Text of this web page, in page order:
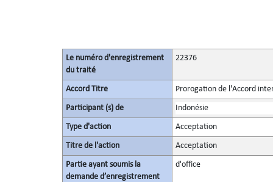
Le numéro d'enregistrement
du traité
22376
Accord Titre Prorogation de l'Accord
Participant (s) de Indonésie
Type d'action Acceptation
Titre de l'action Acceptation
Partie ayant soumis la
demande d’enregistrement
d'office